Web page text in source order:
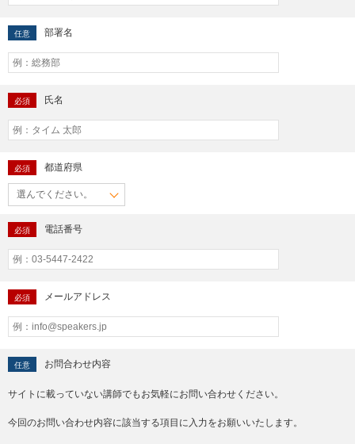
任意 部署名
必須 氏名
必須 都道府県
必須 電話番号
必須 メールアドレス
任意 お問合わせ内容
サイトに載っていない講師でもお気軽にお問い合わせください。
今回のお問い合わせ内容に該当する項目に入力をお願いいたします。